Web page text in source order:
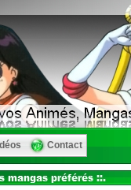
Contact